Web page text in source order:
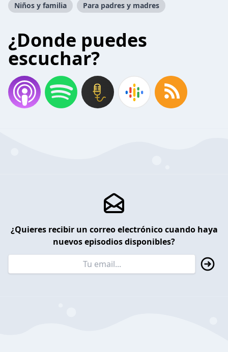
Niños y familia Para padres y madres
¿Donde puedes
escuchar?
¿Quieres recibir un correo electrónico cuando haya
nuevos episodios disponibles?